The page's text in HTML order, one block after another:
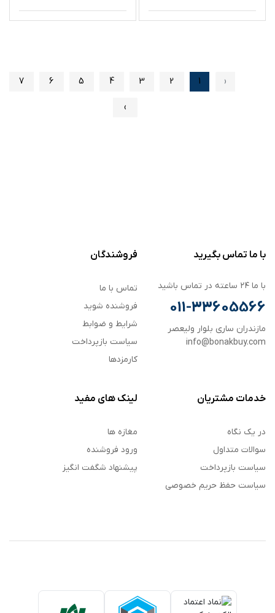
‹
1
2
3
4
5
6
7
›
با ما تماس بگیرید
با ما ۲۴ ساعته در تماس باشید
011-33605566
مازندران ساری بلوار ولیعصر
info@bonakbuy.com
فروشندگان
تماس با ما
فروشنده شوید
شرایط و ضوابط
سیاست بازپرداخت
کارمزدها
خدمات مشتریان
در یک نگاه
سوالات متداول
سیاست بازپرداخت
سیاست حفظ حریم خصوصی
لینک های مفید
مغازه ها
ورود فروشنده
پیشنهاد شگفت انگیز